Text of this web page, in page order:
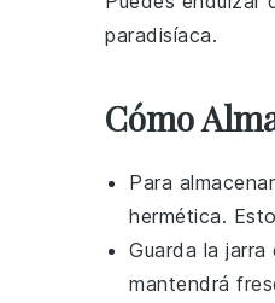
paradisíaca.
Cómo
Para
hermética.
Guarda la
mantendrá